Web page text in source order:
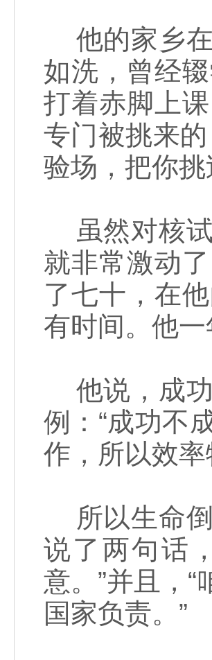
他的家乡在
如洗，曾经
打着赤脚上
专门被挑来
验场，把你
虽然对核试
就非常激动
了七十，在
有时间。他
他说，成功
例：“成功不
作，所以效
所以生命倒
说了两句话
意。”并且，
国家负责。”